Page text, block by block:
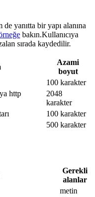
de yanıtta bir yapı alanına
bakın.Kullanıcıya
sırada kaydedilir.
Azami
boyut
100 karakter
http
2048
karakter
100 karakter
500 karakter
Gerekli
alanlar
metin